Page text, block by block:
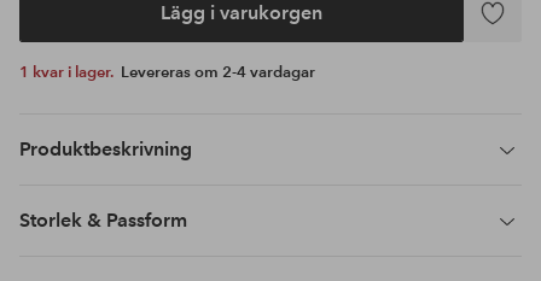
Lägg i varukorgen
Lägg
1 kvar i lager. Levereras om 2-4 vardagar
Produktbeskrivning
Storlek & Passform